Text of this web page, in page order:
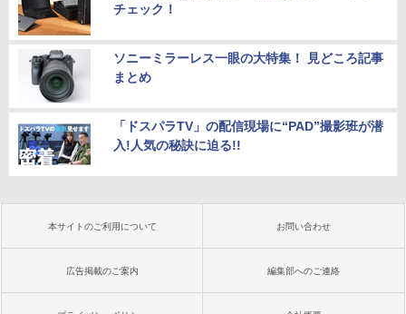
チェック！
ソニーミラーレス一眼の大特集！ 見どころ記事
まとめ
「ドスパラTV」の配信現場に“PAD”撮影班が潜
入!人気の秘訣に迫る!!
本サイトのご利用について お問い合わせ
広告掲載のご案内 編集部へのご連絡